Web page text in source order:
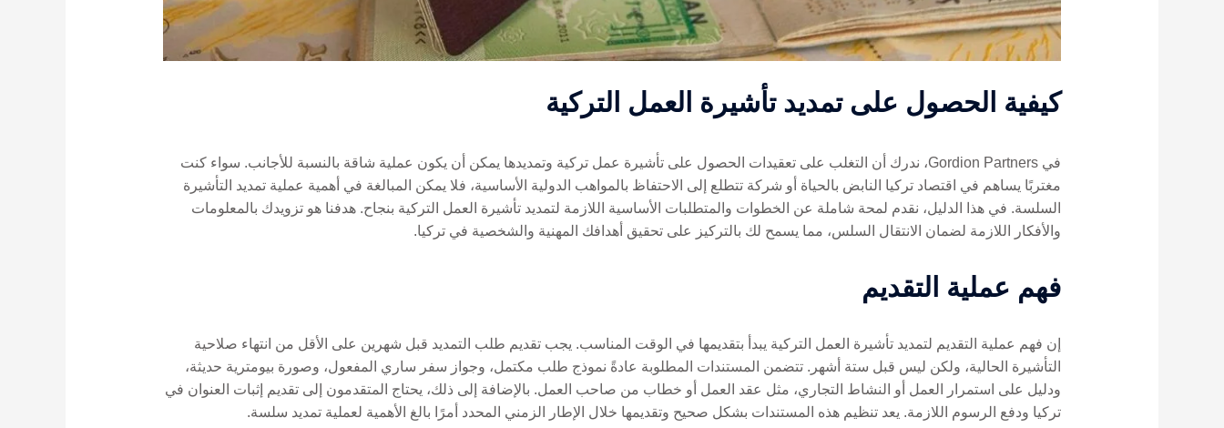
كيفية الحصول على تمديد تأشيرة العمل التركية
في Gordion Partners، ندرك أن التغلب على تعقيدات الحصول على تأشيرة عمل تركية وتمديدها يمكن أن يكون عملية شاقة بالنسبة للأجانب. سواء كنت
مغتربًا يساهم في اقتصاد تركيا النابض بالحياة أو شركة تتطلع إلى الاحتفاظ بالمواهب الدولية الأساسية، فلا يمكن المبالغة في أهمية عملية تمديد التأشيرة
السلسة. في هذا الدليل، نقدم لمحة شاملة عن الخطوات والمتطلبات الأساسية اللازمة لتمديد تأشيرة العمل التركية بنجاح. هدفنا هو تزويدك بالمعلومات
والأفكار اللازمة لضمان الانتقال السلس، مما يسمح لك بالتركيز على تحقيق أهدافك المهنية والشخصية في تركيا.
فهم عملية التقديم
إن فهم عملية التقديم لتمديد تأشيرة العمل التركية يبدأ بتقديمها في الوقت المناسب. يجب تقديم طلب التمديد قبل شهرين على الأقل من انتهاء صلاحية
التأشيرة الحالية، ولكن ليس قبل ستة أشهر. تتضمن المستندات المطلوبة عادةً نموذج طلب مكتمل، وجواز سفر ساري المفعول، وصورة بيومترية حديثة،
ودليل على استمرار العمل أو النشاط التجاري، مثل عقد العمل أو خطاب من صاحب العمل. بالإضافة إلى ذلك، يحتاج المتقدمون إلى تقديم إثبات العنوان في
تركيا ودفع الرسوم اللازمة. يعد تنظيم هذه المستندات بشكل صحيح وتقديمها خلال الإطار الزمني المحدد أمرًا بالغ الأهمية لعملية تمديد سلسة.